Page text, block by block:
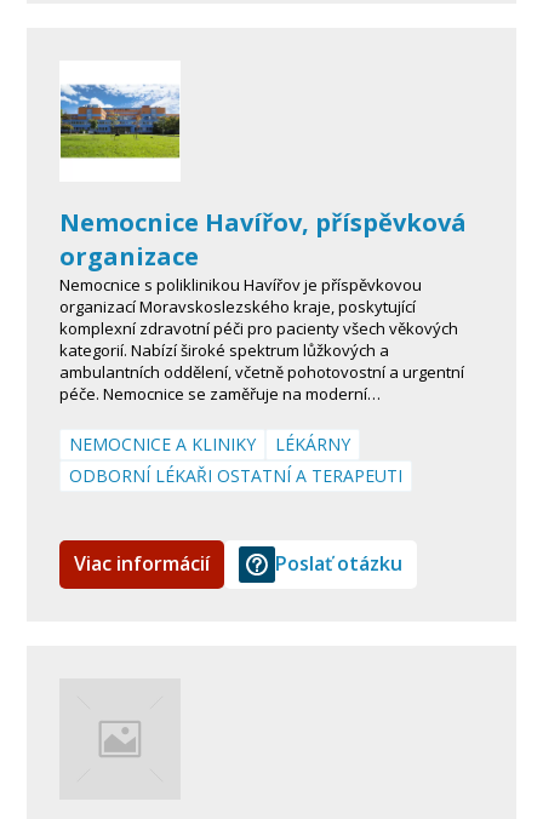
Nemocnice Havířov, příspěvková
organizace
Nemocnice s poliklinikou Havířov je příspěvkovou
organizací Moravskoslezského kraje, poskytující
komplexní zdravotní péči pro pacienty všech věkových
kategorií. Nabízí široké spektrum lůžkových a
ambulantních oddělení, včetně pohotovostní a urgentní
péče. Nemocnice se zaměřuje na moderní…
NEMOCNICE A KLINIKY
LÉKÁRNY
ODBORNÍ LÉKAŘI OSTATNÍ A TERAPEUTI
Viac informácií Poslať otázku